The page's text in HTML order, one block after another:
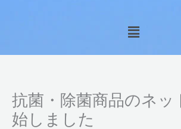
メ
ニ
ュ
抗菌・除菌商品のネッ
始しました